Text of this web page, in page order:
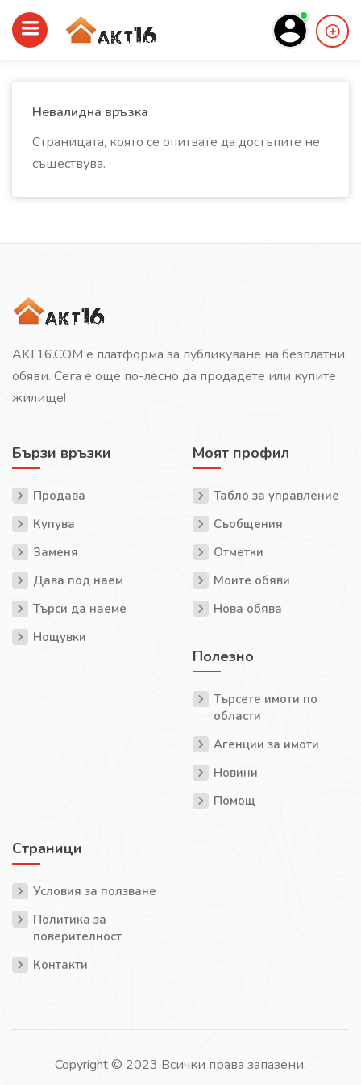
Невалидна връзка
Страницата, която се опитвате да достъпите не
съществува.
AKT16.COM е платформа за публикуване на безплатни
обяви. Сега е още по-лесно да продадете или купите
жилище!
Бързи връзки
Продава
Купува
Заменя
Дава под наем
Търси да наеме
Нощувки
Моят профил
Табло за управление
Съобщения
Отметки
Моите обяви
Нова обява
Полезно
Търсете имоти по
области
Агенции за имоти
Новини
Помощ
Страници
Условия за ползване
Политика за
поверителност
Контакти
Copyright © 2023 Всички права запазени.